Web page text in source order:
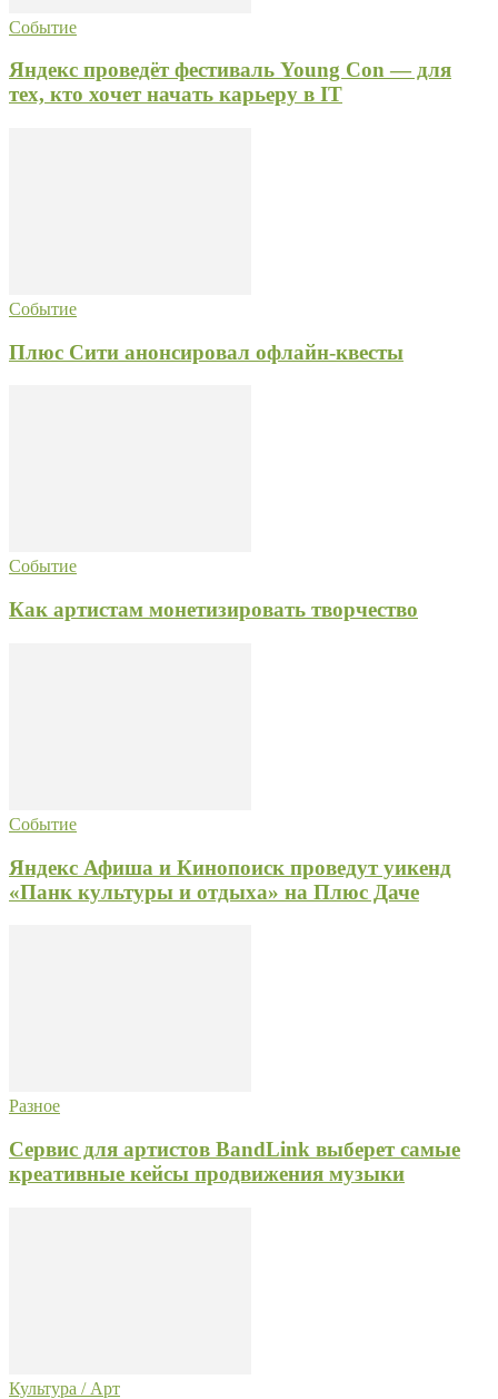
Событие
Яндекс проведёт фестиваль Young Con — для
тех, кто хочет начать карьеру в IT
Событие
Плюс Сити анонсировал офлайн-квесты
Событие
Как артистам монетизировать творчество
Событие
Яндекс Афиша и Кинопоиск проведут уикенд
«Панк культуры и отдыха» на Плюс Даче
Разное
Сервис для артистов BandLink выберет самые
креативные кейсы продвижения музыки
Культура / Арт